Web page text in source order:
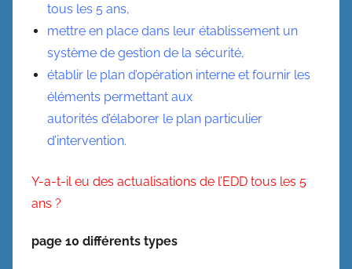
tous les 5 ans,
mettre en place dans leur établissement un
système de gestion de la sécurité,
établir le plan d’opération interne et fournir les
éléments permettant aux
autorités d’élaborer le plan particulier
d’intervention.
Y-a-t-il eu des actualisations de l’EDD tous les 5
ans ?
page 10 différents types